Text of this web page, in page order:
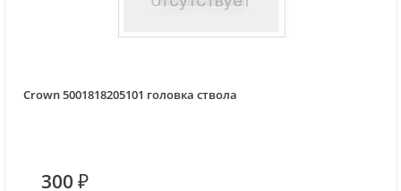
Crown 5001818205101 головка ствола
300 ₽